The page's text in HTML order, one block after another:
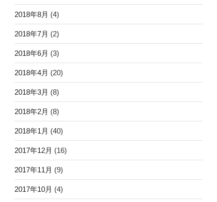
2018年8月 (4)
2018年7月 (2)
2018年6月 (3)
2018年4月 (20)
2018年3月 (8)
2018年2月 (8)
2018年1月 (40)
2017年12月 (16)
2017年11月 (9)
2017年10月 (4)